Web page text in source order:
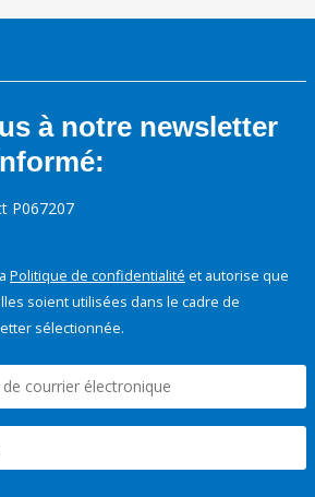
à notre newsletter
P067207
Politique de confidentialité et autorise que
soient utilisées dans le cadre de
sélectionnée.